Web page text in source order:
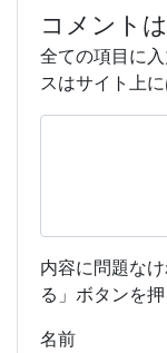
コメント
全ての項目に
スはサイト上
内容に問題な
る」ボタンを押
名前